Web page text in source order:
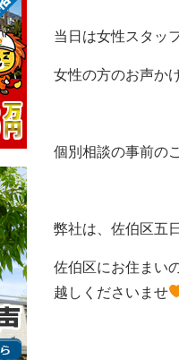
当日は女性スタッ
女性の方のお声か
個別相談の事前の
弊社は、佐伯区五
佐伯区にお住まい
越しくださいませ